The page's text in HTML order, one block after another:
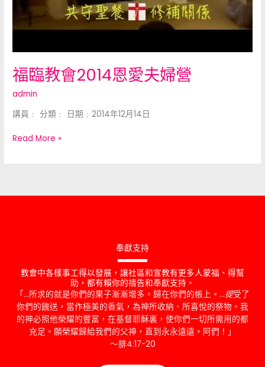
福臨教會2014恩愛夫婦營
admin
講員﹕ 分類﹕ 日期﹕2014年12月14日
Read More »
奉獻支持
教會中各樣事工得以發展，讓社區和宣教有更多人蒙福、得幫
助，都有賴你的禱告和奉獻支持。
「…所求的就是你們的果子漸漸增多，歸在你們的帳上。…提受了
你們的餽送，當作極美的香氣，為神所收納、所喜悅的祭物。我
的神必照他榮耀的豐富，在基督耶穌裏，使你們一切所需用的都
充足。願榮耀歸給我們的父神，直到永永遠遠。阿們！」
～腓4:17-20